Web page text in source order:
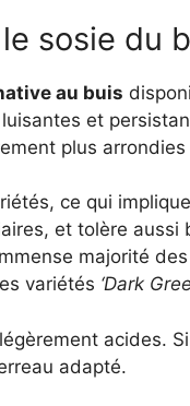
sosie du
au buis
et
plus
ce qui
et tolère aussi
majorité
variétés ‘Dark
acides.
adapté.